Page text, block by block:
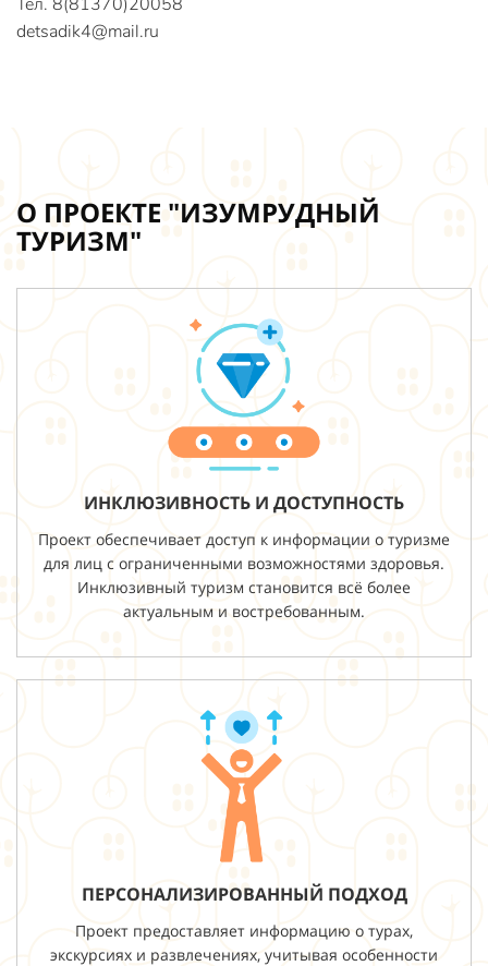
detsadik4@mail.ru
О ПРОЕКТЕ "ИЗУМРУДНЫЙ
ТУРИЗМ"
ИНКЛЮЗИВНОСТЬ И ДОСТУПНОСТЬ
Проект обеспечивает доступ к информации о туризме
для лиц с ограниченными возможностями здоровья.
Инклюзивный туризм становится всё более
актуальным и востребованным.
ПЕРСОНАЛИЗИРОВАННЫЙ ПОДХОД
Проект предоставляет информацию о турах,
экскурсиях и развлечениях, учитывая особенности